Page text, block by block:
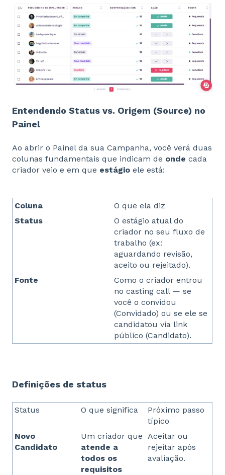
Entendendo Status vs. Origem (Source) no
Painel
Ao abrir o Painel da sua Campanha, você verá duas
colunas fundamentais que indicam de onde cada
criador veio e em que estágio ele está:
Coluna
O que ela diz
Status
O estágio atual do
criador no seu fluxo de
trabalho (ex:
aguardando revisão,
aceito ou rejeitado).
Fonte
Como o criador entrou
no casting call — se
você o convidou
(Convidado) ou se ele se
candidatou via link
público (Candidato).
Definições de status
Status O que significa
Próximo passo
típico
Novo
Candidato
Um criador que
atende a
todos os
requisitos
Aceitar ou
rejeitar após
avaliação.